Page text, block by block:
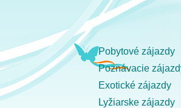
Pobytové zájazdy
Poznávacie
Exotické zájazdy
Lyžiarske zájazdy